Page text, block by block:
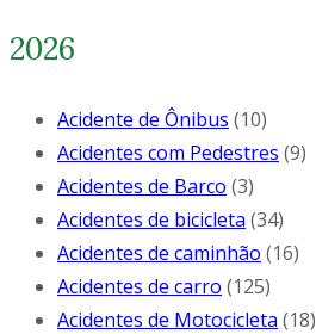
2026
Acidente de Ônibus (10)
Acidentes com Pedestres (9)
Acidentes de Barco (3)
Acidentes de bicicleta (34)
Acidentes de caminhão (16)
Acidentes de carro (125)
Acidentes de Motocicleta (18)